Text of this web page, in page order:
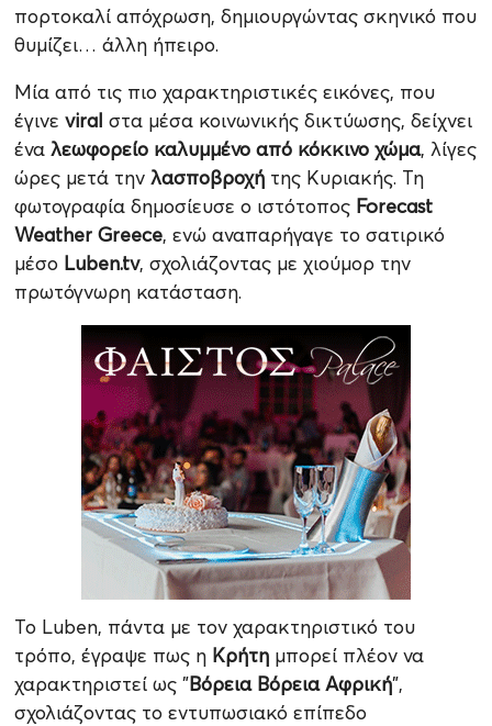
πορτοκαλί απόχρωση, δημιουργώντας σκηνικό που
θυμίζει… άλλη ήπειρο.
Μία από τις πιο χαρακτηριστικές εικόνες, που
έγινε viral στα μέσα κοινωνικής δικτύωσης, δείχνει
ένα λεωφορείο καλυμμένο από κόκκινο χώμα, λίγες
ώρες μετά την λασποβροχήτης Κυριακής. Τη
φωτογραφία δημοσίευσε ο ιστότοπος Forecast
Weather Greece, ενώ αναπαρήγαγε το σατιρικό
μέσο Luben.tv, σχολιάζοντας με χιούμορ την
πρωτόγνωρη κατάσταση.
Το Luben, πάντα με τον χαρακτηριστικό του
τρόπο, έγραψε πως η Κρήτημπορεί πλέον να
χαρακτηριστεί ως "Βόρεια Βόρεια Αφρική",
σχολιάζοντας το εντυπωσιακό επίπεδο